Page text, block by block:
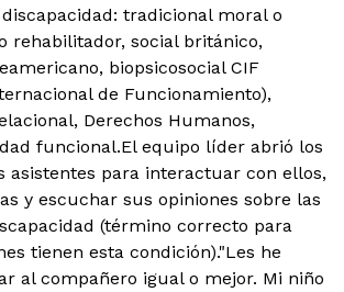
tradicional moral o
rehabilitador, social británico,
biopsicosocial CIF
de Funcionamiento),
Derechos Humanos,
funcional.El equipo líder abrió los
asistentes para interactuar con ellos,
y escuchar sus opiniones sobre las
(término correcto para
tienen esta condición)."Les he
al compañero igual o mejor. Mi niño